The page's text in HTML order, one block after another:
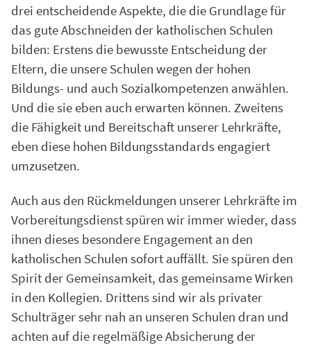
drei entscheidende Aspekte, die die Grundlage für
das gute Abschneiden der katholischen Schulen
bilden: Erstens die bewusste Entscheidung der
Eltern, die unsere Schulen wegen der hohen
Bildungs- und auch Sozialkompetenzen anwählen.
Und die sie eben auch erwarten können. Zweitens
die Fähigkeit und Bereitschaft unserer Lehrkräfte,
eben diese hohen Bildungsstandards engagiert
umzusetzen.
Auch aus den Rückmeldungen unserer Lehrkräfte im
Vorbereitungsdienst spüren wir immer wieder, dass
ihnen dieses besondere Engagement an den
katholischen Schulen sofort auffällt. Sie spüren den
Spirit der Gemeinsamkeit, das gemeinsame Wirken
in den Kollegien. Drittens sind wir als privater
Schulträger sehr nah an unseren Schulen dran und
achten auf die regelmäßige Absicherung der